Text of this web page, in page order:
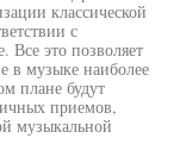
классической
с
это позволяет
в музыке наиболее
плане будут
приемов,
музыкальной